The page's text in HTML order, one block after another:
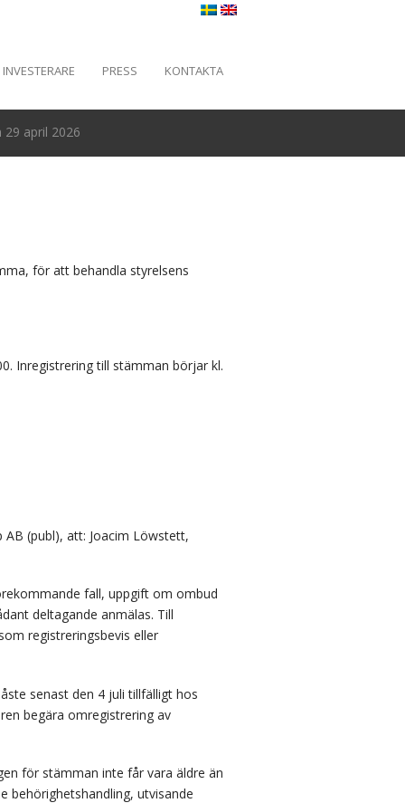
INVESTERARE PRESS KONTAKTA
april 2026
för att behandla styrelsens
Inregistrering till stämman börjar kl.
(publ), att: Joacim Löwstett,
fall, uppgift om ombud
deltagande anmälas. Till
registreringsbevis eller
senast den 4 juli tillfälligt hos
begära omregistrering av
för stämman inte får vara äldre än
behörighetshandling, utvisande